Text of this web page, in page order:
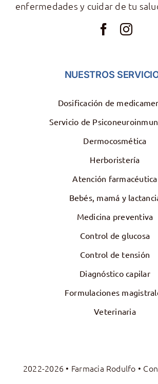
enfermedades y cuidar de tu
NUESTROS
Dosificación de
Servicio de
Dermocosmética
Herboristería
Atención farmacéutica
Bebés, mamá y
Medicina preventiva
Control de glucosa
Control de tensión
Diagnóstico capilar
Formulaciones
Veterinaria
2022-2026 • Farmacia Rodulfo •